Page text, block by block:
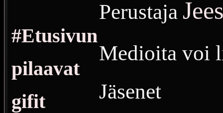
#Etusivun
pilaavat
gifit
Perustaja
Medioita voi
Jäsenet